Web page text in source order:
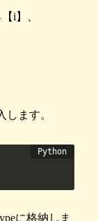
i】、
します。
に格納しま